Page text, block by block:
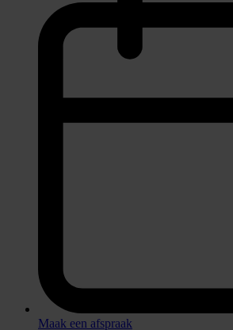
Maak een afspraak